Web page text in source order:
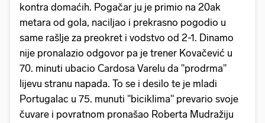
kontra domaćih. Pogačar ju je primio na 20ak
metara od gola, naciljao i prekrasno pogodio u
same rašlje za preokret i vodstvo od 2-1. Dinamo
nije pronalazio odgovor pa je trener Kovačević u
70. minuti ubacio Cardosa Varelu da "prodrma"
lijevu stranu napada. To se i desilo te je mladi
Portugalac u 75. munuti "biciklima" prevario svoje
čuvare i povratnom pronašao Roberta Mudražiju